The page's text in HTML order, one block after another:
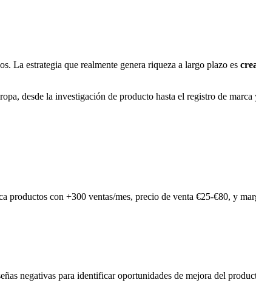
La estrategia que realmente genera riqueza a largo plazo es
desde la investigación de producto hasta el registro de marca
con +300 ventas/mes, precio de venta €25-€80, y
negativas para identificar oportunidades de mejora del